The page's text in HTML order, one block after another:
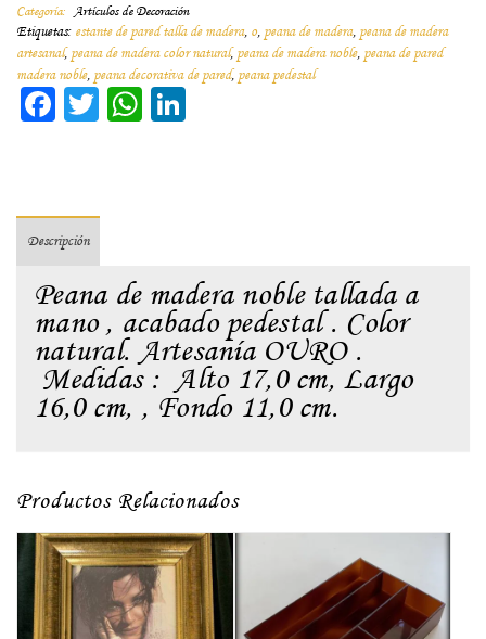
Categoría: Artículos de Decoración
Etiquetas: estante de pared talla de madera, o, peana de madera, peana de madera
artesanal, peana de madera color natural, peana de madera noble, peana de pared
madera noble, peana decorativa de pared, peana pedestal
Facebook
TwitterWhatsApp
Descripción
Peana de madera noble tallada a
mano , acabado pedestal . Color
natural. Artesanía OURO .
Medidas : Alto 17,0 cm, Largo
16,0 cm, , Fondo 11,0 cm.
Productos Relacionados